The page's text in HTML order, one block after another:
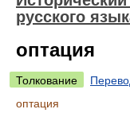
русского
оптация
Толкование
оптация